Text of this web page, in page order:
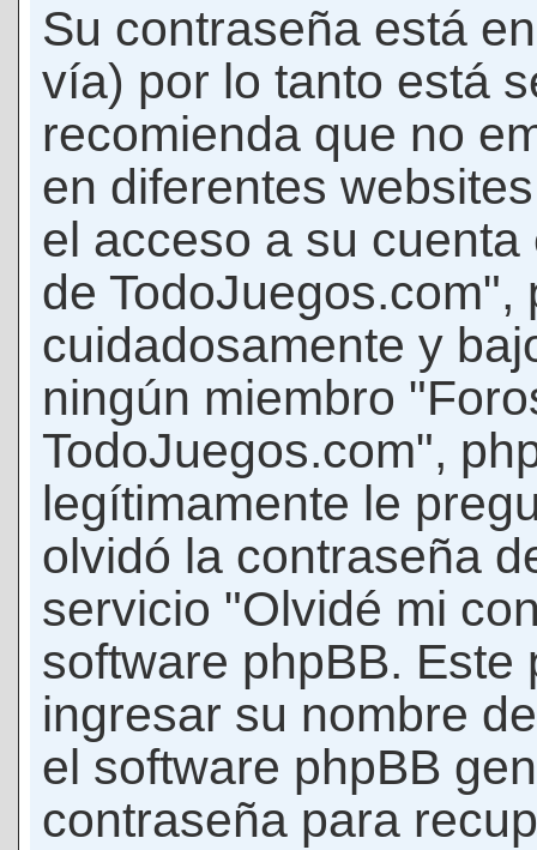
Su contraseña está
vía) por lo tanto está
recomienda que no
en diferentes
el acceso a su
de
cuidadosamente y
ningún miembro
TodoJuegos.com",
legítimamente le
olvidó la contraseña
servicio "Olvidé mi
software phpBB.
ingresar su nombre
el software phpBB
contraseña para